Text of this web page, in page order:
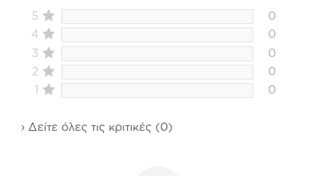
5
0
4
0
3
0
2
0
1
0
› Δείτε όλες τις κριτικές (0)